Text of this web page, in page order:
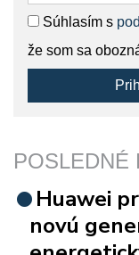
Súhlasím s
že som sa
POSLEDNÉ
Huawei
novú